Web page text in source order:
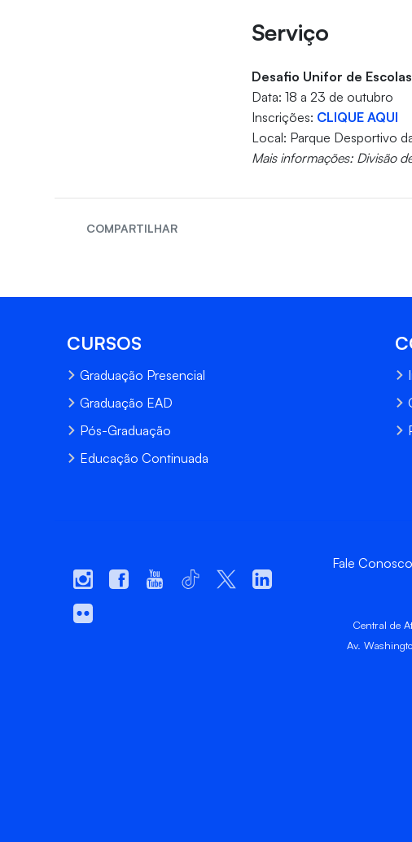
Serviço
Desafio Unifor de
Data: 18 a 23 de outubro
Inscrições: CLIQUE AQUI
Local: Parque Desportivo
Mais informações: Divisão
COMPARTILHAR
CURSOS
Graduação Presencial
Graduação EAD
Pós-Graduação
Educação Continuada
Fale Conosco
Central de
Av.